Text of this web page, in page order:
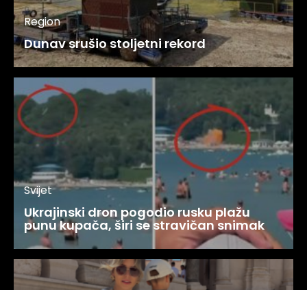
Region
Dunav srušio stoljetni rekord
Svijet
Ukrajinski dron pogodio rusku plažu
punu kupača, širi se stravičan snimak